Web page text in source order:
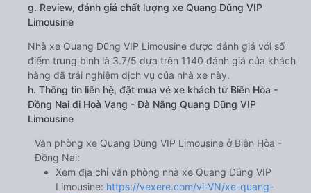
g. Review, đánh giá chất lượng xe Quang Dũng VIP
Limousine
Nhà xe Quang Dũng VIP Limousine được đánh giá với số
điểm trung bình là 3.7/5 dựa trên 1140 đánh giá của khách
hàng đã trải nghiệm dịch vụ của nhà xe này.
h. Thông tin liên hệ, đặt mua vé xe khách từ Biên Hòa -
Đồng Nai đi Hoà Vang - Đà Nẵng Quang Dũng VIP
Limousine
Văn phòng xe Quang Dũng VIP Limousine ở Biên Hòa -
Đồng Nai:
Xem địa chỉ văn phòng nhà xe Quang Dũng VIP
Limousine: https://vexere.com/vi-VN/xe-quang-